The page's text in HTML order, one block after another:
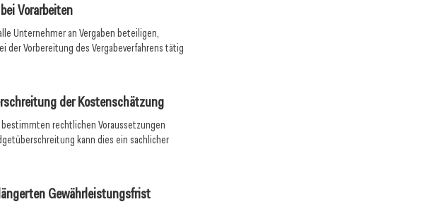
Vorarbeiten
Unternehmer an Vergaben beteiligen,
der Vorbereitung des Vergabeverfahrens tätig
der Kostenschätzung
rechtlichen Voraussetzungen
kann dies ein sachlicher
Gewährleistungsfrist